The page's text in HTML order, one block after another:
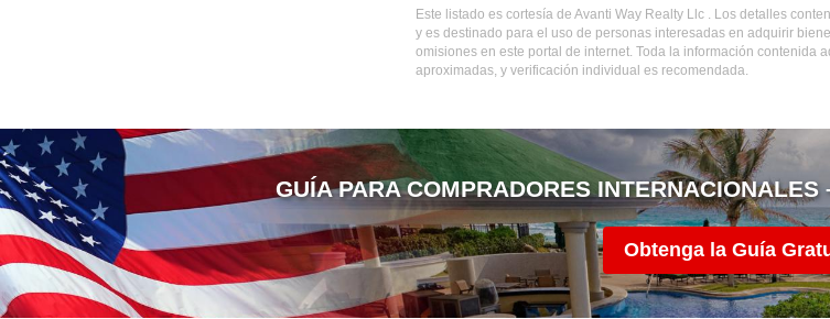
Este listado es cortesía de Avanti Way Realty Llc . Los detalles
y es destinado para el uso de personas interesadas en adquirir
omisiones en este portal de internet. Toda la información contenida
aproximadas, y verificación individual es recomendada.
GUÍA PARA COMPRADORES
Obtenga la Guía